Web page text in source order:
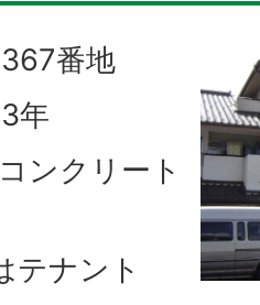
番地
年
クリート
ナント